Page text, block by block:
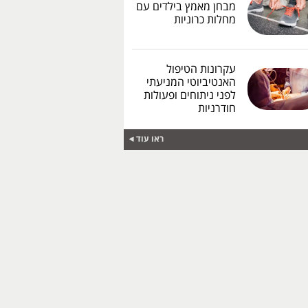
מבחן מאמץ בילדים עם
מחלות כרוניות
עקרונות הטיפול
האנטיביוטי המניעתי
לפני ניתוחים ופעולות
חודרניות
ראו עוד